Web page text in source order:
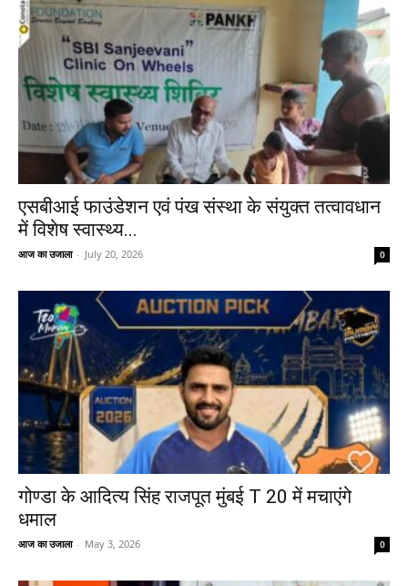
एसबीआई फाउंडेशन एवं पंख संस्था के संयुक्त तत्वावधान
में विशेष स्वास्थ्य...
आज का उजाला - July 20, 2026 0
गोण्डा के आदित्य सिंह राजपूत मुंबई T 20 में मचाएंगे
धमाल
आज का उजाला - May 3, 2026 0